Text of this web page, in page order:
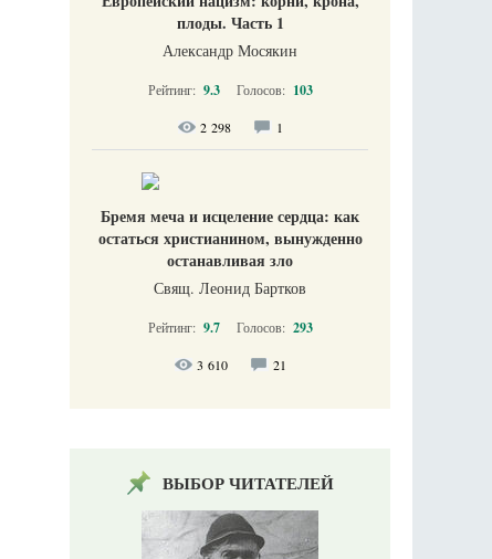
плоды. Часть 1
Александр Мосякин
Рейтинг: 9.3 Голосов: 103
2 298 1
Бремя меча и исцеление сердца: как
остаться христианином, вынужденно
останавливая зло
Свящ. Леонид Бартков
Рейтинг: 9.7 Голосов: 293
3 610 21
ВЫБОР ЧИТАТЕЛЕЙ